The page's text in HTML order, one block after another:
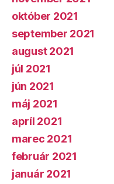
október 2021
september 2021
august 2021
júl 2021
jún 2021
máj 2021
apríl 2021
marec 2021
február 2021
január 2021